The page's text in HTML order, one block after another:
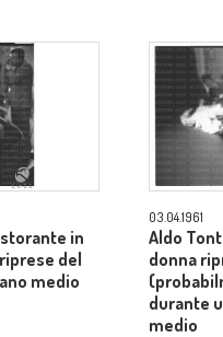
in
del
medio
03.04.1961
Aldo
donna
durante
medio